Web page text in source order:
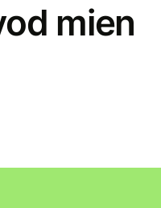
mien